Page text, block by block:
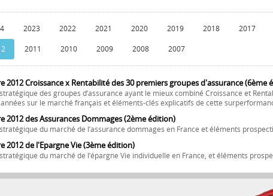
2023 2022 2021 2020 2019 2018 2017
2011 2010 2009 2008 2007
2012 Croissance x Rentabilité des 30 premiers groupes d'assurance (6ème
des groupes d’assurance ayant le mieux combiné Croissance et
sur le marché français et éléments-clés explicatifs de cette
2012 des Assurances Dommages (2ème édition)
du marché de l’assurance dommages en France et éléments
2012 de l'Epargne Vie (3ème édition)
du marché de l’épargne Vie individuelle en France, et éléments